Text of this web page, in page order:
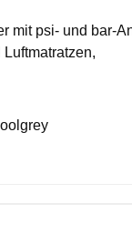
mit psi- und bar-